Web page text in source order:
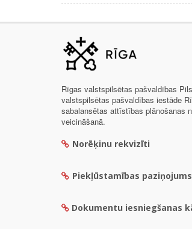
Rīgas valstspilsētas pašvaldības
valstspilsētas pašvaldības iestāde
sabalansētas attīstības plānošanas
veicināšanā.
Norēķinu rekvizīti
Piekļūstamības paziņojums
Dokumentu iesniegšanas